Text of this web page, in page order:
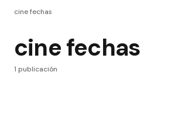
cine fechas
cine fechas
1 publicación